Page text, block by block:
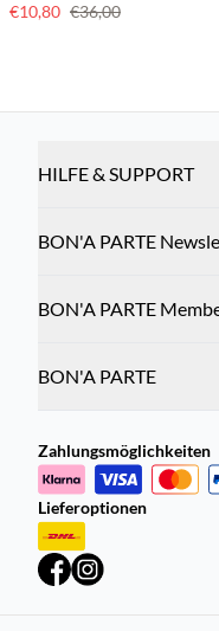
€10,80 €36,00
HILFE & SUPPORT
BON'A PARTE
BON'A PARTE
BON'A PARTE
Zahlungsmöglichkeiten
Lieferoptionen